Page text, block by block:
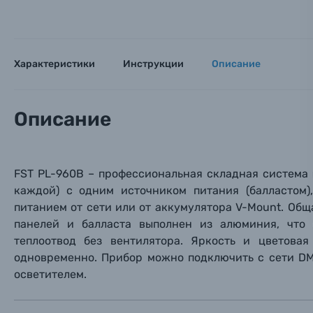
Электроника
Фоторамки
Фотоальбомы
Книги о фотографии, альбомы известных
Солнцезащитные очки
Характеристики Инструкции Описание
Описание
FST PL-960B – профессиональная складная
каждой) с одним источником питания
питанием от сети или от аккумулятора V-Mount.
панелей и балласта выполнен из алюминия, что
теплоотвод без вентилятора. Яркость и
одновременно. Прибор можно подключить с сети
осветителем.